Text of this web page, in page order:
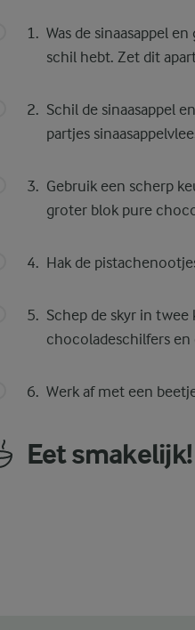
Was de sinaasappel
schil hebt. Zet dit
Schil de sinaasappel
partjes
Gebruik een scherp
groter blok pure
Hak de
Schep de skyr in twee
chocoladeschilfers
Werk af met een
Eet smakelijk!